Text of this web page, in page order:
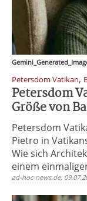
Petersdom Vatikan,
Petersdom
Größe von
Petersdom
Pietro in
Wie sich
einem
ad-hoc-news.de,